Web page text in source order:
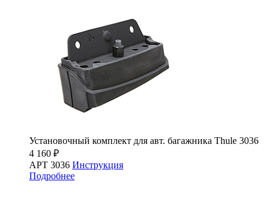
Установочный комплект для авт. багажника Thule 3036
4 160 ₽
АРТ 3036 Инструкция
Подробнее